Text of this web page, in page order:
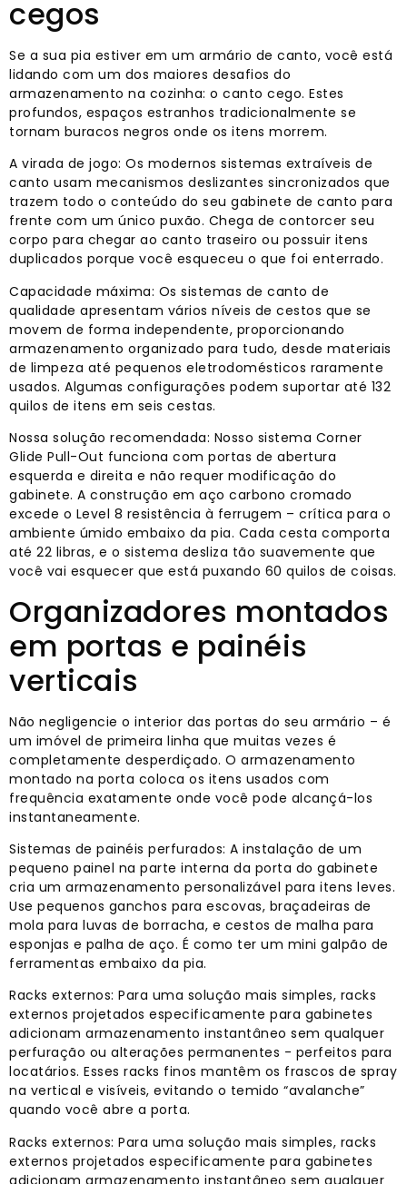
cegos
Se a sua pia estiver em um armário de canto, você está
lidando com um dos maiores desafios do
armazenamento na cozinha: o canto cego. Estes
profundos, espaços estranhos tradicionalmente se
tornam buracos negros onde os itens morrem.
A virada de jogo: Os modernos sistemas extraíveis de
canto usam mecanismos deslizantes sincronizados que
trazem todo o conteúdo do seu gabinete de canto para
frente com um único puxão. Chega de contorcer seu
corpo para chegar ao canto traseiro ou possuir itens
duplicados porque você esqueceu o que foi enterrado.
Capacidade máxima: Os sistemas de canto de
qualidade apresentam vários níveis de cestos que se
movem de forma independente, proporcionando
armazenamento organizado para tudo, desde materiais
de limpeza até pequenos eletrodomésticos raramente
usados. Algumas configurações podem suportar até 132
quilos de itens em seis cestas.
Nossa solução recomendada: Nosso sistema Corner
Glide Pull-Out funciona com portas de abertura
esquerda e direita e não requer modificação do
gabinete. A construção em aço carbono cromado
excede o Level 8 resistência à ferrugem – crítica para o
ambiente úmido embaixo da pia. Cada cesta comporta
até 22 libras, e o sistema desliza tão suavemente que
você vai esquecer que está puxando 60 quilos de coisas.
Organizadores montados
em portas e painéis
verticais
Não negligencie o interior das portas do seu armário – é
um imóvel de primeira linha que muitas vezes é
completamente desperdiçado. O armazenamento
montado na porta coloca os itens usados ​​com
frequência exatamente onde você pode alcançá-los
instantaneamente.
Sistemas de painéis perfurados: A instalação de um
pequeno painel na parte interna da porta do gabinete
cria um armazenamento personalizável para itens leves.
Use pequenos ganchos para escovas, braçadeiras de
mola para luvas de borracha, e cestos de malha para
esponjas e palha de aço. É como ter um mini galpão de
ferramentas embaixo da pia.
Racks externos: Para uma solução mais simples, racks
externos projetados especificamente para gabinetes
adicionam armazenamento instantâneo sem qualquer
perfuração ou alterações permanentes - perfeitos para
locatários. Esses racks finos mantêm os frascos de spray
na vertical e visíveis, evitando o temido “avalanche”
quando você abre a porta.
Racks externos: Para uma solução mais simples, racks
externos projetados especificamente para gabinetes
adicionam armazenamento instantâneo sem qualquer